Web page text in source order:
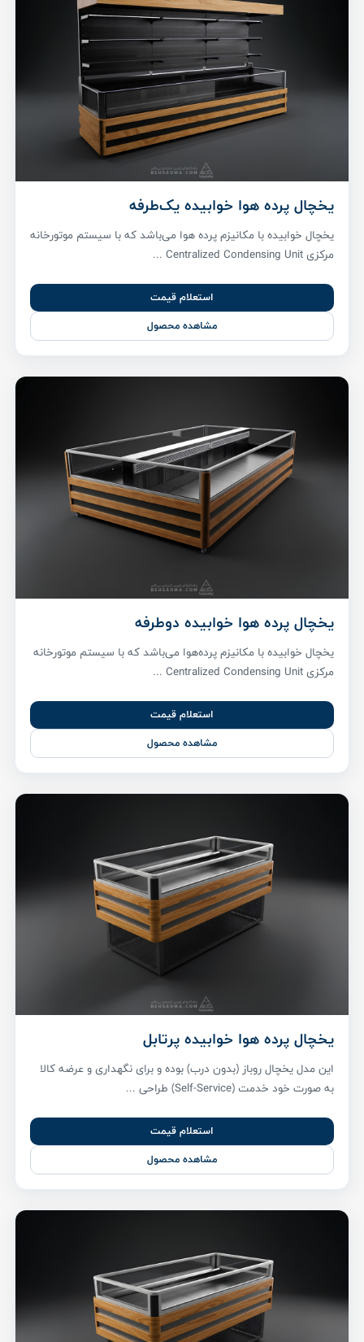
یخچال پرده هوا خوابیده یک‌طرفه
یخچال خوابیده با مکانیزم پرده هوا می‌باشد که با سیستم موتورخانه
مرکزی Centralized Condensing Unit ...
استعلام قیمت
مشاهده محصول
یخچال پرده هوا خوابیده دوطرفه
یخچال خوابیده با مکانیزم پرده‌هوا می‌باشد که با سیستم موتورخانه
مرکزی Centralized Condensing Unit ...
استعلام قیمت
مشاهده محصول
یخچال پرده هوا خوابیده پرتابل
این مدل یخچال روباز (بدون درب) بوده و برای نگهداری و عرضه کالا
به صورت خود خدمت (Self-Service) طراحی ...
استعلام قیمت
مشاهده محصول